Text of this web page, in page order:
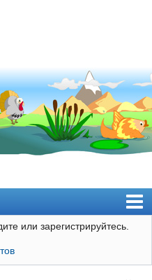
или зарегистрируйтесь.